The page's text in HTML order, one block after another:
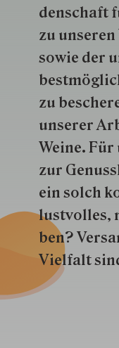
den­schaft
zu
so­wie der
zu
unserer
Weine. Für
zur
ein solch
lustvolles,
ben?
Vielfalt